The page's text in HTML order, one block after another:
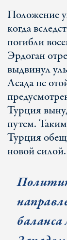
Положение
когда
погибли
Эрдоган
выдвинул
Асада не
Турция
путем.
Турция
новой силой.